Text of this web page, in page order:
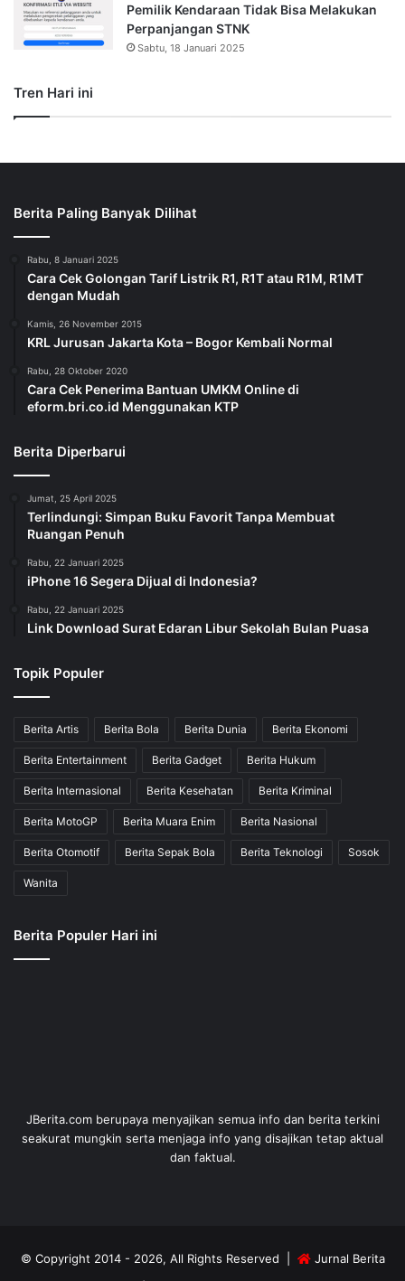
Pemilik Kendaraan Tidak Bisa Melakukan
Perpanjangan STNK
Sabtu, 18 Januari 2025
Tren Hari ini
Berita Paling Banyak Dilihat
Rabu, 8 Januari 2025
Cara Cek Golongan Tarif Listrik R1, R1T atau R1M, R1MT
dengan Mudah
Kamis, 26 November 2015
KRL Jurusan Jakarta Kota – Bogor Kembali Normal
Rabu, 28 Oktober 2020
Cara Cek Penerima Bantuan UMKM Online di
eform.bri.co.id Menggunakan KTP
Berita Diperbarui
Jumat, 25 April 2025
Terlindungi: Simpan Buku Favorit Tanpa Membuat
Ruangan Penuh
Rabu, 22 Januari 2025
iPhone 16 Segera Dijual di Indonesia?
Rabu, 22 Januari 2025
Link Download Surat Edaran Libur Sekolah Bulan Puasa
Topik Populer
Berita Artis Berita Bola Berita Dunia Berita Ekonomi
Berita Entertainment Berita Gadget Berita Hukum
Berita Internasional Berita Kesehatan Berita Kriminal
Berita MotoGP Berita Muara Enim Berita Nasional
Berita Otomotif Berita Sepak Bola Berita Teknologi Sosok
Wanita
Berita Populer Hari ini
dan faktual.